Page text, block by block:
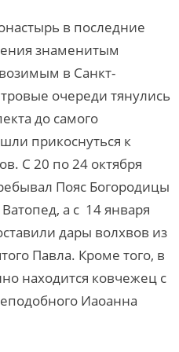
в последние
знаменитым
в Санкт-
очереди тянулись
до самого
прикоснуться к
С 20 по 24 октября
Пояс Богородицы
а с 14 января
дары волхвов из
Павла. Кроме того, в
находится ковчежец с
Иаоанна